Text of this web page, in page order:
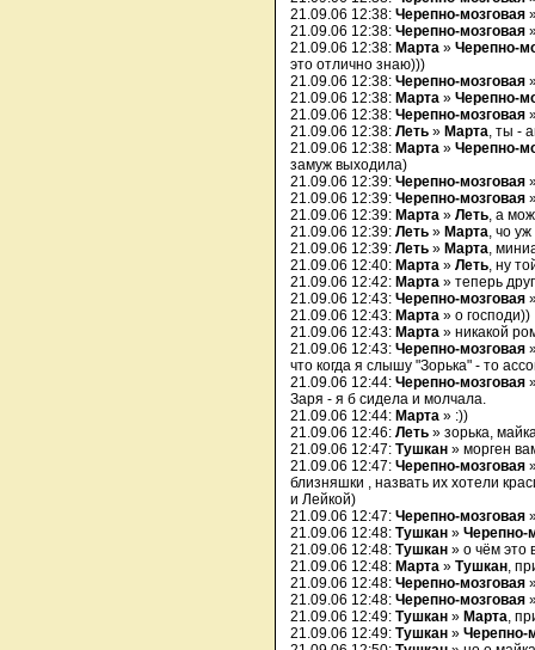
21.09.06 12:38: Черепно-мозговая
21.09.06 12:38: Черепно-мозговая
21.09.06 12:38: Марта » Черепно-
это отлично знаю)))
21.09.06 12:38: Черепно-мозговая
21.09.06 12:38: Марта » Черепно-
21.09.06 12:38: Черепно-мозговая
21.09.06 12:38: Леть » Марта, ты -
21.09.06 12:38: Марта » Черепно-
замуж выходила)
21.09.06 12:39: Черепно-мозговая
21.09.06 12:39: Черепно-мозговая
21.09.06 12:39: Марта » Леть, а
21.09.06 12:39: Леть » Марта, чо
21.09.06 12:39: Леть » Марта,
21.09.06 12:40: Марта » Леть, ну
21.09.06 12:42: Марта » теперь
21.09.06 12:43: Черепно-мозговая
21.09.06 12:43: Марта » о господи))
21.09.06 12:43: Марта » никакой
21.09.06 12:43: Черепно-мозговая
что когда я слышу "Зорька" - то
21.09.06 12:44: Черепно-мозговая
Заря - я б сидела и молчала.
21.09.06 12:44: Марта » :))
21.09.06 12:46: Леть » зорька,
21.09.06 12:47: Тушкан » морген
21.09.06 12:47: Черепно-мозговая
близняшки , назвать их хотели
и Лейкой)
21.09.06 12:47: Черепно-мозговая
21.09.06 12:48: Тушкан » Черепно-
21.09.06 12:48: Тушкан » о чём это
21.09.06 12:48: Марта » Тушкан,
21.09.06 12:48: Черепно-мозговая
21.09.06 12:48: Черепно-мозговая
21.09.06 12:49: Тушкан » Марта,
21.09.06 12:49: Тушкан » Черепно-